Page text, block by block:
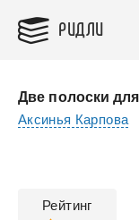
РИДЛИ
Две полоски
Аксинья Карпова
Рейтинг